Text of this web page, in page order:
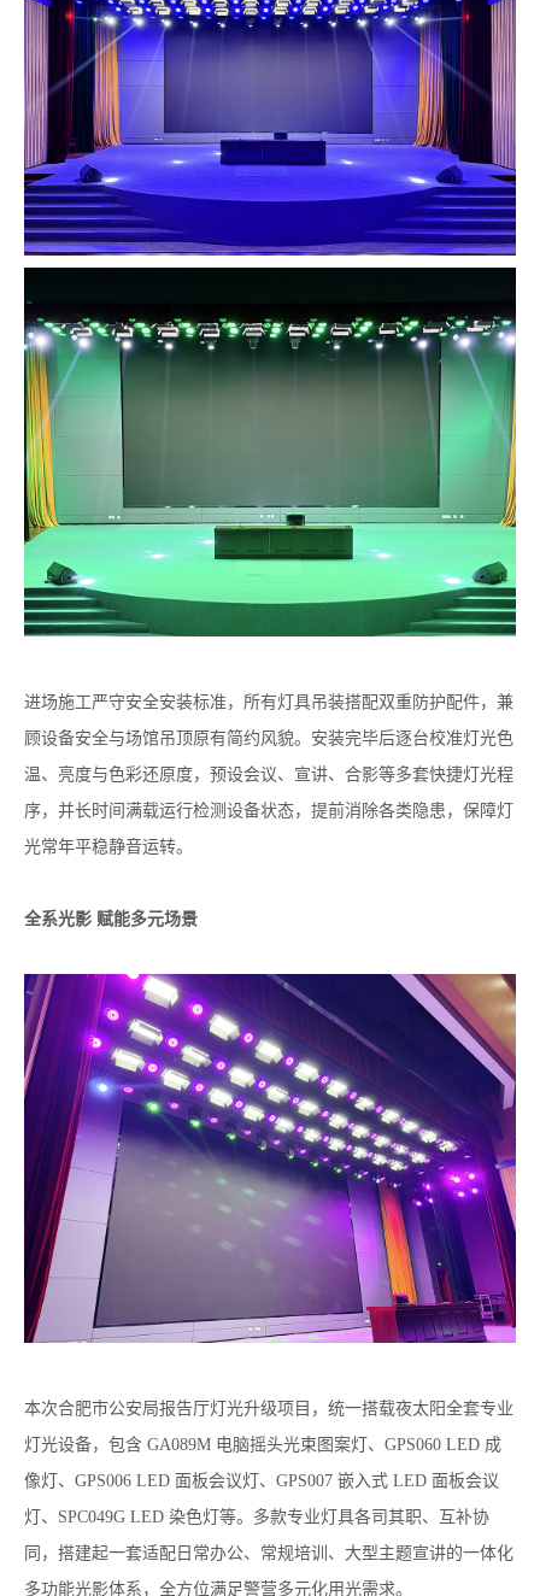
进场施工严守安全安装标准，所有灯具吊装搭配双重防护配件，兼
顾设备安全与场馆吊顶原有简约风貌。安装完毕后逐台校准灯光色
温、亮度与色彩还原度，预设会议、宣讲、合影等多套快捷灯光程
序，并长时间满载运行检测设备状态，提前消除各类隐患，保障灯
光常年平稳静音运转。
全系光影 赋能多元场景
本次合肥市公安局报告厅灯光升级项目，统一搭载夜太阳全套专业
灯光设备，包含 GA089M 电脑摇头光束图案灯、GPS060 LED 成
像灯、GPS006 LED 面板会议灯、GPS007 嵌入式 LED 面板会议
灯、SPC049G LED 染色灯等。多款专业灯具各司其职、互补协
同，搭建起一套适配日常办公、常规培训、大型主题宣讲的一体化
多功能光影体系，全方位满足警营多元化用光需求。